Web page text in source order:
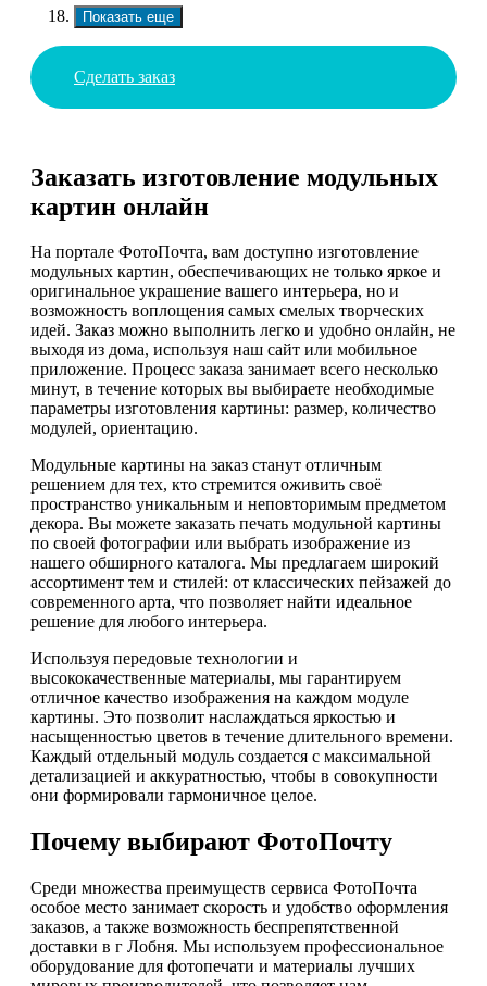
Показать еще
Сделать заказ
Заказать изготовление модульных
картин онлайн
На портале ФотоПочта, вам доступно изготовление
модульных картин, обеспечивающих не только яркое и
оригинальное украшение вашего интерьера, но и
возможность воплощения самых смелых творческих
идей. Заказ можно выполнить легко и удобно онлайн, не
выходя из дома, используя наш сайт или мобильное
приложение. Процесс заказа занимает всего несколько
минут, в течение которых вы выбираете необходимые
параметры изготовления картины: размер, количество
модулей, ориентацию.
Модульные картины на заказ станут отличным
решением для тех, кто стремится оживить своё
пространство уникальным и неповторимым предметом
декора. Вы можете заказать печать модульной картины
по своей фотографии или выбрать изображение из
нашего обширного каталога. Мы предлагаем широкий
ассортимент тем и стилей: от классических пейзажей до
современного арта, что позволяет найти идеальное
решение для любого интерьера.
Используя передовые технологии и
высококачественные материалы, мы гарантируем
отличное качество изображения на каждом модуле
картины. Это позволит наслаждаться яркостью и
насыщенностью цветов в течение длительного времени.
Каждый отдельный модуль создается с максимальной
детализацией и аккуратностью, чтобы в совокупности
они формировали гармоничное целое.
Почему выбирают ФотоПочту
Среди множества преимуществ сервиса ФотоПочта
особое место занимает скорость и удобство оформления
заказов, а также возможность беспрепятственной
доставки в г Лобня. Мы используем профессиональное
оборудование для фотопечати и материалы лучших